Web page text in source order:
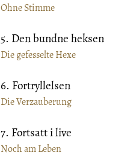
Ohne Stimme
5. Den bundne heksen
Die gefesselte Hexe
6. Fortryllelsen
Die Verzauberung
7. Fortsatt i live
Noch am Leben